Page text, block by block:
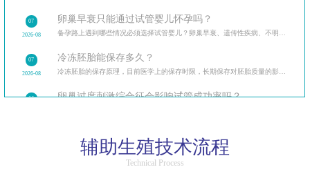
07
2026-08
卵巢早衰只能通过试管婴儿怀孕吗？
备孕路上遇到哪些情况必须选择试管婴儿？卵巢早衰、遗传性疾病、不明原因不孕等多种临床场景，试管婴
07
2026-08
冷冻胚胎能保存多久？
冷冻胚胎的保存原理，目前医学上的保存时限，长期保存对胚胎质量的影响，保存期限与解冻成功率的关系。
06 卵巢过度刺激综合征会影响试管成功率吗？
精子洗涤过程中会损伤精子吗？
辅助生殖技术流程
Technical Process